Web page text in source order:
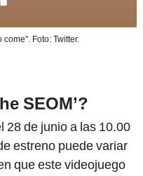
Foto: Twitter.
SEOM’?
28 de junio a las 10.00
estreno puede variar
que este videojuego